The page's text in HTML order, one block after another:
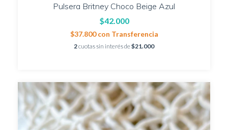
Pulsera Britney Choco Beige Azul
$42.000
$37.800con Transferencia
2cuotas sin interés de$21.000